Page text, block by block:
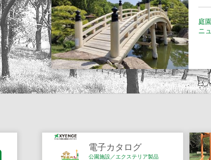
庭
ニ
電子カタログ
公園施設／エクステリア製品